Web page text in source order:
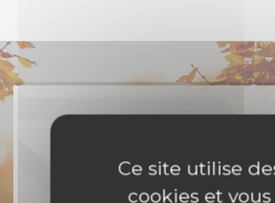
Rejoignez-
Ce site utilise
cookies et vous